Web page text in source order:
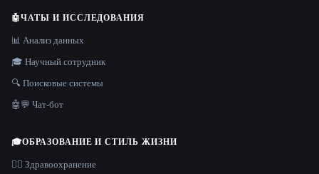
🤖ЧАТЫ И ИССЛЕДОВАНИЯ
📊 Анализ данных
🎓 Научный сотрудник
🔍 Поисковые системы
🤖💬 Чат-бот
🎓ОБРАЗОВАНИЕ И СТИЛЬ ЖИЗНИ
👩‍⚕️ Здравоохранение